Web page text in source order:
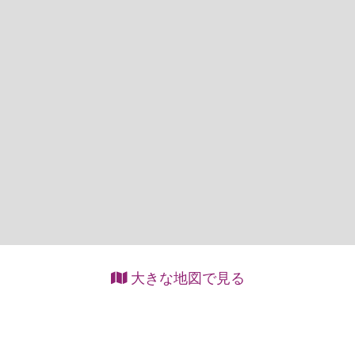
大きな地図で見る